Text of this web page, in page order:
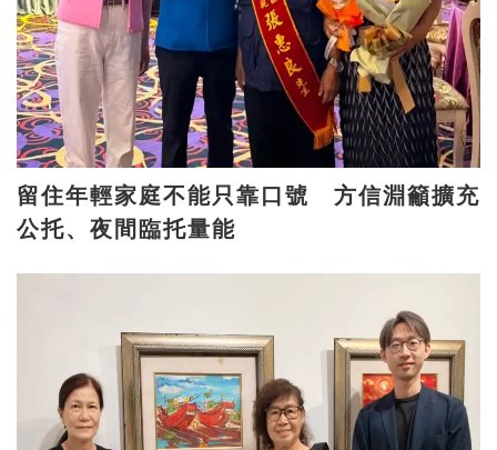
留住年輕家庭不能只靠口號 方信淵籲擴充
公托、夜間臨托量能